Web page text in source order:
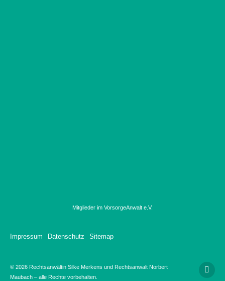
Mitglieder im VorsorgeAnwalt e.V.
Impressum Datenschutz Sitemap
© 2026 Rechtsanwältin Silke Merkens und Rechtsanwalt Norbert
Maubach – alle Rechte vorbehalten.